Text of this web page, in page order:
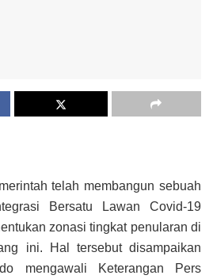
telah membangun sebuah
Bersatu Lawan Covid-19
zonasi tingkat penularan di
ini. Hal tersebut disampaikan
mengawali Keterangan Pers